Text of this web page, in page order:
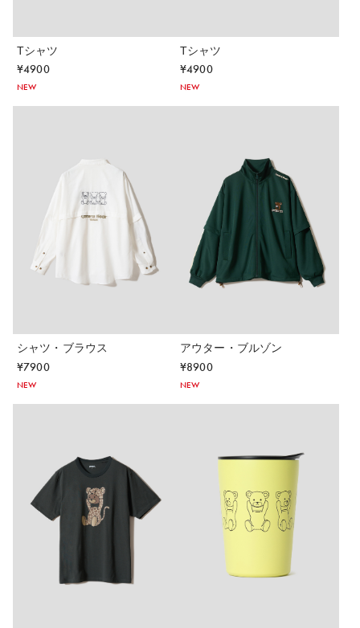
Tシャツ
¥4900
NEW
Tシャツ
¥4900
NEW
シャツ・ブラウス
¥7900
NEW
アウター・ブルゾン
¥8900
NEW